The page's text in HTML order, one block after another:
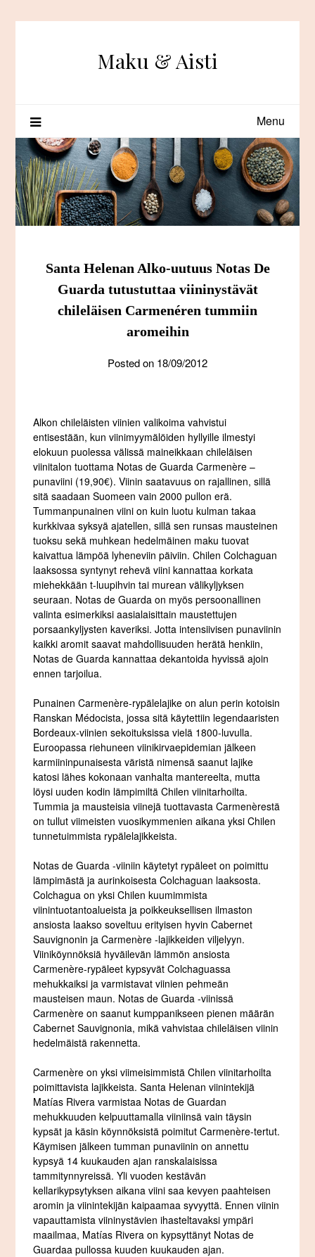
Maku & Aisti
Menu
Santa Helenan Alko-uutuus Notas De
Guarda tutustuttaa viininystävät
chileläisen Carmenéren tummiin
aromeihin
Posted on 18/09/2012
Alkon chileläisten viinien valikoima vahvistui
entisestään, kun viinimyymälöiden hyllyille ilmestyi
elokuun puolessa välissä maineikkaan chileläisen
viinitalon tuottama Notas de Guarda Carmenère –
punaviini (19,90€). Viinin saatavuus on rajallinen, sillä
sitä saadaan Suomeen vain 2000 pullon erä.
Tummanpunainen viini on kuin luotu kulman takaa
kurkkivaa syksyä ajatellen, sillä sen runsas mausteinen
tuoksu sekä muhkean hedelmäinen maku tuovat
kaivattua lämpöä lyheneviin päiviin. Chilen Colchaguan
laaksossa syntynyt rehevä viini kannattaa korkata
miehekkään t-luupihvin tai murean välikyljyksen
seuraan. Notas de Guarda on myös persoonallinen
valinta esimerkiksi aasialaisittain maustettujen
porsaankyljysten kaveriksi. Jotta intensiivisen punaviinin
kaikki aromit saavat mahdollisuuden herätä henkiin,
Notas de Guarda kannattaa dekantoida hyvissä ajoin
ennen tarjoilua.
Punainen Carmenère-rypälelajike on alun perin kotoisin
Ranskan Médocista, jossa sitä käytettiin legendaaristen
Bordeaux-viinien sekoituksissa vielä 1800-luvulla.
Euroopassa riehuneen viinikirvaepidemian jälkeen
karmiininpunaisesta väristä nimensä saanut lajike
katosi lähes kokonaan vanhalta mantereelta, mutta
löysi uuden kodin lämpimiltä Chilen viinitarhoilta.
Tummia ja mausteisia viinejä tuottavasta Carmenèrestä
on tullut viimeisten vuosikymmenien aikana yksi Chilen
tunnetuimmista rypälelajikkeista.
Notas de Guarda -viiniin käytetyt rypäleet on poimittu
lämpimästä ja aurinkoisesta Colchaguan laaksosta.
Colchagua on yksi Chilen kuumimmista
viinintuotantoalueista ja poikkeuksellisen ilmaston
ansiosta laakso soveltuu erityisen hyvin Cabernet
Sauvignonin ja Carmenère -lajikkeiden viljelyyn.
Viiniköynnöksiä hyväilevän lämmön ansiosta
Carmenère-rypäleet kypsyvät Colchaguassa
mehukkaiksi ja varmistavat viinien pehmeän
mausteisen maun. Notas de Guarda -viinissä
Carmenère on saanut kumppanikseen pienen määrän
Cabernet Sauvignonia, mikä vahvistaa chileläisen viinin
hedelmäistä rakennetta.
Carmenère on yksi viimeisimmistä Chilen viinitarhoilta
poimittavista lajikkeista. Santa Helenan viinintekijä
Matías Rivera varmistaa Notas de Guardan
mehukkuuden kelpuuttamalla viiniinsä vain täysin
kypsät ja käsin köynnöksistä poimitut Carmenère-tertut.
Käymisen jälkeen tumman punaviinin on annettu
kypsyä 14 kuukauden ajan ranskalaisissa
tammitynnyreissä. Yli vuoden kestävän
kellarikypsytyksen aikana viini saa kevyen paahteisen
aromin ja viinintekijän kaipaamaa syvyyttä. Ennen viinin
vapauttamista viininystävien ihasteltavaksi ympäri
maailmaa, Matías Rivera on kypsyttänyt Notas de
Guardaa pullossa kuuden kuukauden ajan.